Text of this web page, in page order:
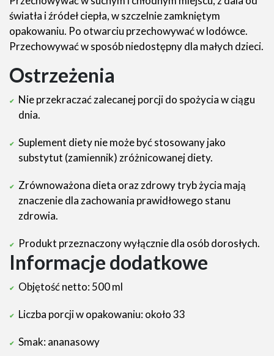
światła i źródeł ciepła, w szczelnie zamkniętym
opakowaniu. Po otwarciu przechowywać w lodówce.
Przechowywać w sposób niedostępny dla małych dzieci.
Ostrzeżenia
Nie przekraczać zalecanej porcji do spożycia w ciągu
dnia.
Suplement diety nie może być stosowany jako
substytut (zamiennik) zróżnicowanej diety.
Zrównoważona dieta oraz zdrowy tryb życia mają
znaczenie dla zachowania prawidłowego stanu
zdrowia.
Produkt przeznaczony wyłącznie dla osób dorosłych.
Informacje dodatkowe
Objętość netto: 500 ml
Liczba porcji w opakowaniu: około 33
Smak: ananasowy